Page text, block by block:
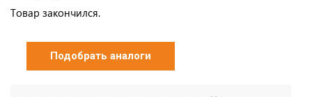
Товар закончился.
Подобрать аналоги